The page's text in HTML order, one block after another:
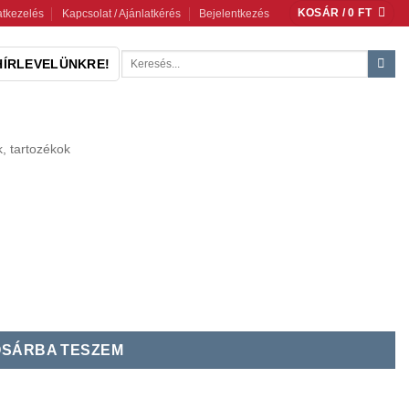
Kapcsolat / Ajánlatkérés Bejelentkezés KOSÁR /0 FT
tartozékok
TESZEM